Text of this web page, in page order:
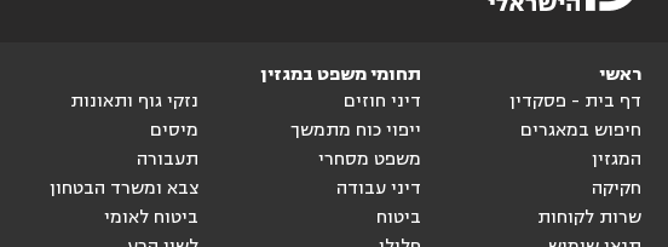
ראשי
דף בית - פסקדין
חיפוש במאגרים
המגזין
חקיקה
שרות לקוחות
תחומי משפט במגזין
דיני חוזים
ייפוי כוח מתמשך
משפט מסחרי
דיני עבודה
ביטוח
נזקי גוף ותאונות
מיסים
תעבורה
צבא ומשרד הבטחון
ביטוח לאומי